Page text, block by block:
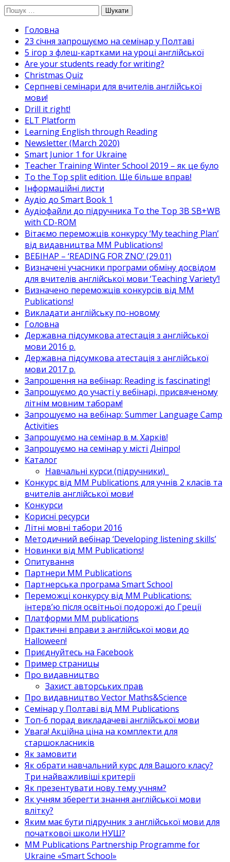
Перейти
вмісту
Пошук:
Головна
23 січня запрошуємо на семінар у Полтаві
5 ігор з флеш-картками на уроці англійської
Are your students ready for writing?
Christmas Quiz
Cерпневі семінари для вчителів англійської
мови!
Drill it right!
ELT Platform
Learning English through Reading
Newsletter (March 2020)
Smart Junior 1 for Ukraine
Teacher Training Winter School 2019 – як це було
To the Top split edition. Ще більше вправ!
Інформаційні листи
Аудіо до Smart Book 1
Аудіофайли до підручника To the Top 3B SB+WB
with CD-ROM
Вітаємо переможців конкурсу ‘My teaching Plan’
від видавництва MM Publications!
ВЕБІНАР – ‘READING FOR ZNO’ (29.01)
Визначені учасники програми обміну досвідом
для вчителів англійської мови ‘Teaching Variety’!
Визначено переможців конкурсів від MM
Publications!
Викладати англійську по-новому
Головна
Державна підсумкова атестація з англійської
мови 2016 р.
Державна підсумкова атестація з англійської
мови 2017 р.
Запрошення на вебінар: Reading is fascinating!
Запрошуємо до участі у вебінарі, присвяченому
літнім мовним таборам!
Запрошуємо на вебінар: Summer Language Camp
Activities
Запрошуємо на семінар в м. Харків!
Запрошуємо на семінар у місті Дніпро!
Каталог
Навчальні курси (підручники)_
Конкурс від MM Publications для учнів 2 класів та
вчителів англійської мови!
Конкурси
Корисні ресурси
Літні мовні табори 2016
Методичний вебінар ‘Developing listening skills’
Новинки від MM Publications!
Опитування
Партнери MM Publications
Партнерська програма Smart School
Переможці конкурсу від MM Publications:
інтерв’ю після освітньої подорожі до Греції
Платформи MM publications
Практичні вправи з англійської мови до
Halloween!
Приєднуйтесь на Facebook
Пример страницы
Про видавництво
Захист авторських прав
Про видавництво Vector Maths&Science
Семінар у Полтаві від MM Publications
Топ-6 порад викладачеві англійської мови
Увага! Акційна ціна на комплекти для
старшокласників
Як замовити
Як обрати навчальний курс для Вашого класу?
Три найважливіші критерії
Як презентувати нову тему учням?
Як учням зберегти знання англійської мови
влітку?
Яким має бути підручник з англійської мови для
початкової школи НУШ?
MM Publications Partnership Programme for
Ukraine «Smart School»